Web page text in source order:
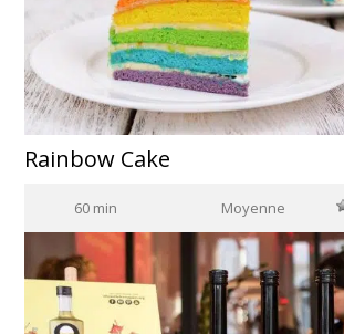
Rainbow Cake
60 min Moyenne